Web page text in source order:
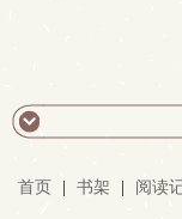
首页 书架 阅读